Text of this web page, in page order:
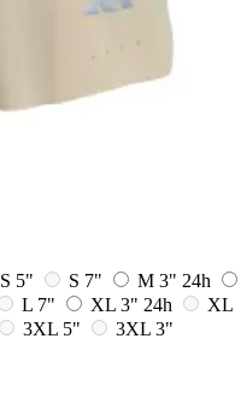
S 5" S 7" M 3" 24h
L 7" XL 3" 24h
XL
3XL 5"
3XL 3"